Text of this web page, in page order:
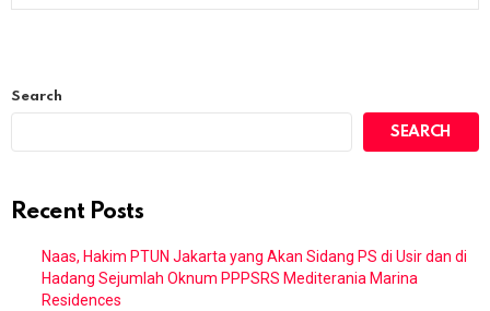
Search
SEARCH
Recent Posts
Naas, Hakim PTUN Jakarta yang Akan Sidang PS di Usir dan di
Hadang Sejumlah Oknum PPPSRS Mediterania Marina
Residences